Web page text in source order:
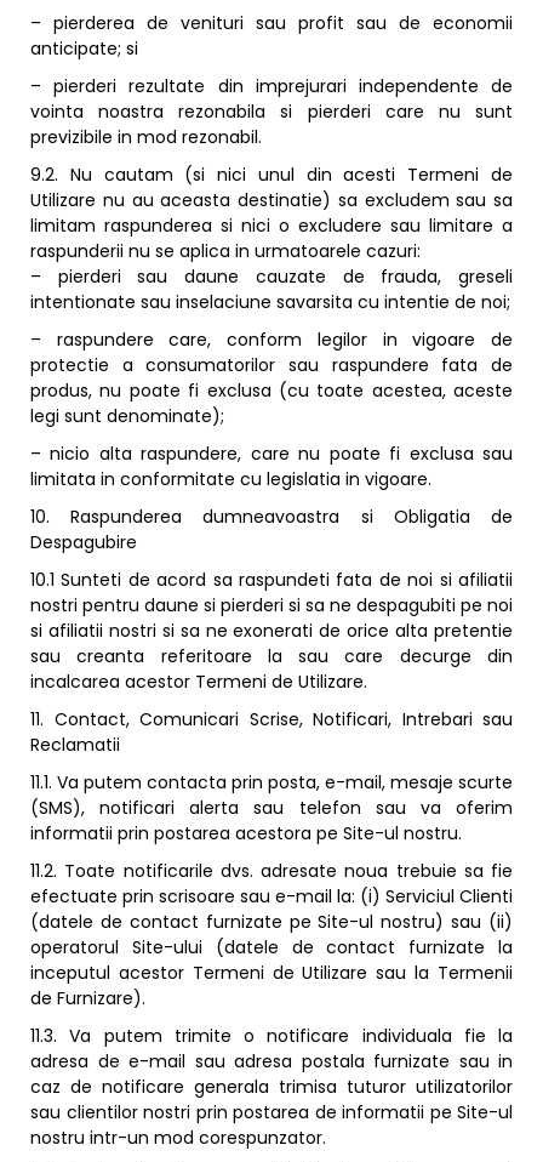
– pierderea de venituri sau profit sau de economii
anticipate; si
– pierderi rezultate din imprejurari independente de
vointa noastra rezonabila si pierderi care nu sunt
previzibile in mod rezonabil.
9.2. Nu cautam (si nici unul din acesti Termeni de
Utilizare nu au aceasta destinatie) sa excludem sau sa
limitam raspunderea si nici o excludere sau limitare a
raspunderii nu se aplica in urmatoarele cazuri:
– pierderi sau daune cauzate de frauda, greseli
intentionate sau inselaciune savarsita cu intentie de noi;
– raspundere care, conform legilor in vigoare de
protectie a consumatorilor sau raspundere fata de
produs, nu poate fi exclusa (cu toate acestea, aceste
legi sunt denominate);
– nicio alta raspundere, care nu poate fi exclusa sau
limitata in conformitate cu legislatia in vigoare.
10. Raspunderea dumneavoastra si Obligatia de
Despagubire
10.1 Sunteti de acord sa raspundeti fata de noi si afiliatii
nostri pentru daune si pierderi si sa ne despagubiti pe noi
si afiliatii nostri si sa ne exonerati de orice alta pretentie
sau creanta referitoare la sau care decurge din
incalcarea acestor Termeni de Utilizare.
11. Contact, Comunicari Scrise, Notificari, Intrebari sau
Reclamatii
11.1. Va putem contacta prin posta, e-mail, mesaje scurte
(SMS), notificari alerta sau telefon sau va oferim
informatii prin postarea acestora pe Site-ul nostru.
11.2. Toate notificarile dvs. adresate noua trebuie sa fie
efectuate prin scrisoare sau e-mail la: (i) Serviciul Clienti
(datele de contact furnizate pe Site-ul nostru) sau (ii)
operatorul Site-ului (datele de contact furnizate la
inceputul acestor Termeni de Utilizare sau la Termenii
de Furnizare).
11.3. Va putem trimite o notificare individuala fie la
adresa de e-mail sau adresa postala furnizate sau in
caz de notificare generala trimisa tuturor utilizatorilor
sau clientilor nostri prin postarea de informatii pe Site-ul
nostru intr-un mod corespunzator.